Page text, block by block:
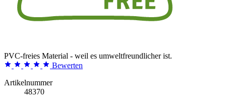
PVC-freies Material - weil es umweltfreundlicher ist.
Bewerten
Artikelnummer
48370